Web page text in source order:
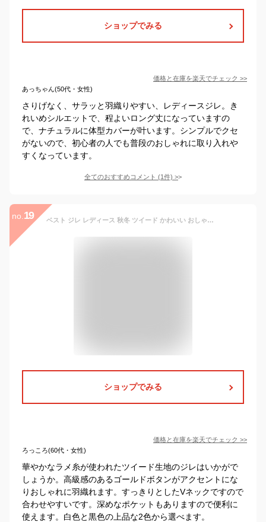
ショップでみる
価格と在庫を楽天でチェック >>
あっちゃん(50代・女性)
さりげなく、サラッと羽織りやすい、レディースジレ。き
れいめシルエットで、程よいロング丈になっていますの
で、ナチュラルに体型カバーが叶います。シンプルでクセ
がないので、初心者の人でも普段のおしゃれに取り入れや
すくなっています。
全てのおすすめコメント (1件) >
no. 19 ベスト ジレ レディース 秋冬 ツイード かわいい おしゃれ Vネック 【ゆうパケット送料無料】 韓国ファッション 上品 エレガント 高見え カジュアル ホワイト ブラック 白 黒 Mサイズ Lサイズ [jk-074]
ショップでみる
価格と在庫を楽天でチェック >>
ろっころ(60代・女性)
華やかなラメ糸が使われたツイード生地のジレはいかがで
しょうか。高級感のあるゴールドボタンがアクセントにな
りおしゃれに羽織れます。すっきりとしたVネックですので
合わせやすいです。深めなポケットもありますので便利に
使えます。白色と黒色の上品な2色から選べます。